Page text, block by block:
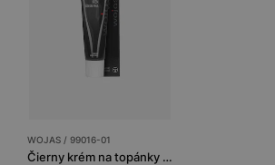
WOJAS / 99016-01
Čierny krém na topánky tuba 75 ml